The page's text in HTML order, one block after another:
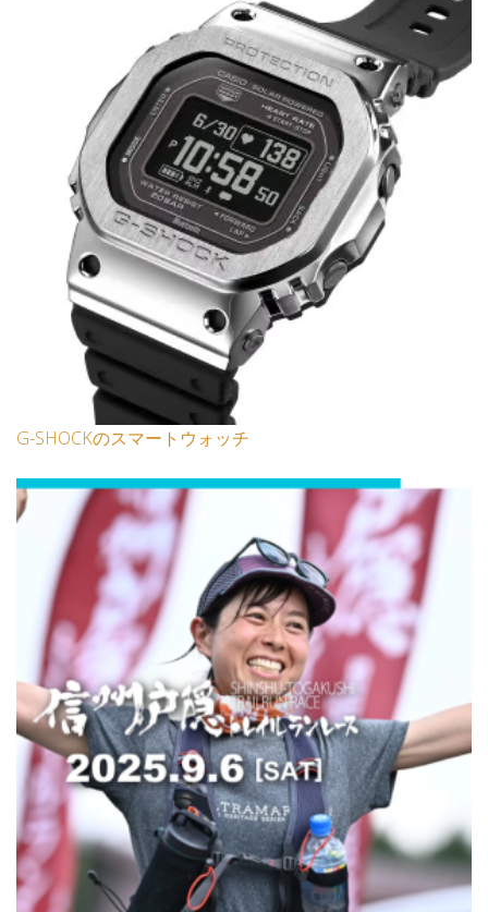
G-SHOCKのスマートウォッチ